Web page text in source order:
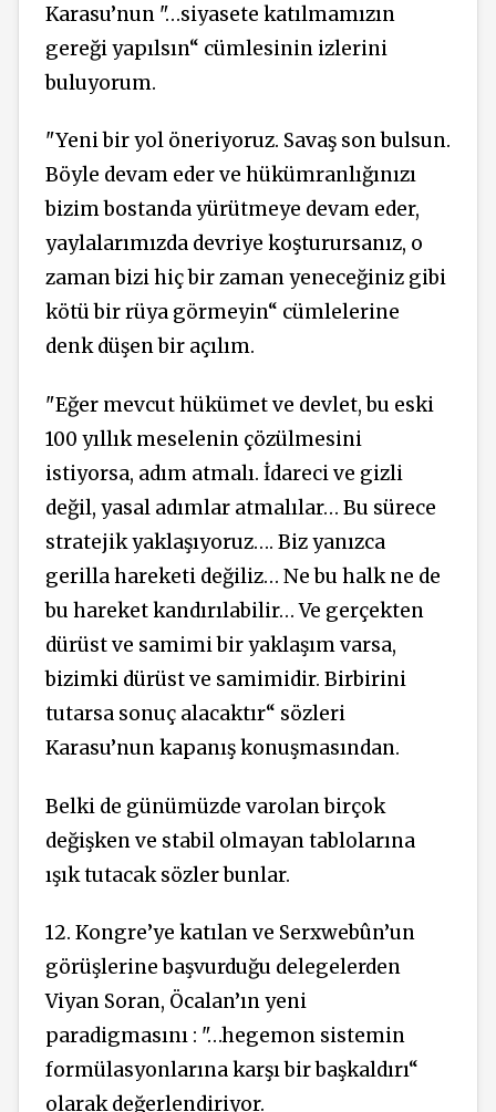
Karasu’nun "…siyasete katılmamızın
gereği yapılsın“ cümlesinin izlerini
buluyorum.
"Yeni bir yol öneriyoruz. Savaş son bulsun.
Böyle devam eder ve hükümranlığınızı
bizim bostanda yürütmeye devam eder,
yaylalarımızda devriye koşturursanız, o
zaman bizi hiç bir zaman yeneceğiniz gibi
kötü bir rüya görmeyin“ cümlelerine
denk düşen bir açılım.
"Eğer mevcut hükümet ve devlet, bu eski
100 yıllık meselenin çözülmesini
istiyorsa, adım atmalı. İdareci ve gizli
değil, yasal adımlar atmalılar… Bu sürece
stratejik yaklaşıyoruz…. Biz yanızca
gerilla hareketi değiliz… Ne bu halk ne de
bu hareket kandırılabilir… Ve gerçekten
dürüst ve samimi bir yaklaşım varsa,
bizimki dürüst ve samimidir. Birbirini
tutarsa sonuç alacaktır“ sözleri
Karasu’nun kapanış konuşmasından.
Belki de günümüzde varolan birçok
değişken ve stabil olmayan tablolarına
ışık tutacak sözler bunlar.
12. Kongre’ye katılan ve Serxwebûn’un
görüşlerine başvurduğu delegelerden
Viyan Soran, Öcalan’ın yeni
paradigmasını : "…hegemon sistemin
formülasyonlarına karşı bir başkaldırı“
olarak değerlendiriyor.